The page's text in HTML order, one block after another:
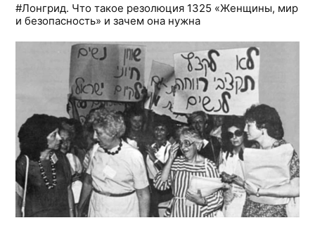
#Лонгрид. Что такое резолюция 1325 «Женщины, мир
и безопасность» и зачем она нужна